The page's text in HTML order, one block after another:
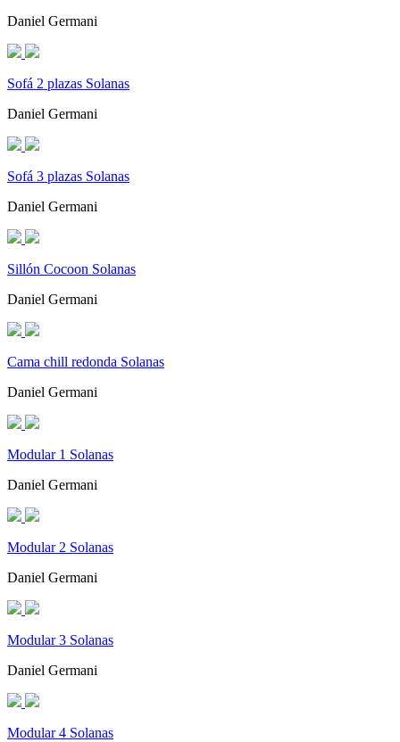
Daniel Germani
Sofá 2 plazas Solanas
Daniel Germani
Sofá 3 plazas Solanas
Daniel Germani
Sillón Cocoon Solanas
Daniel Germani
Cama chill redonda Solanas
Daniel Germani
Modular 1 Solanas
Daniel Germani
Modular 2 Solanas
Daniel Germani
Modular 3 Solanas
Daniel Germani
Modular 4 Solanas